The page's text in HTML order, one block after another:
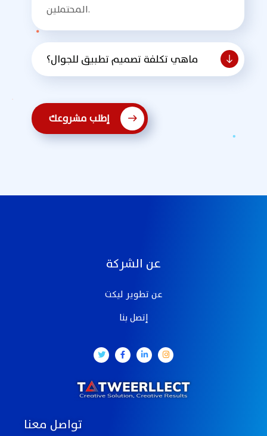
المحتملين.
ماهي تكلفة تصميم تطبيق للجوال؟
عن الشركة
عن تطوير ليكت
إتصل بنا
تواصل معنا